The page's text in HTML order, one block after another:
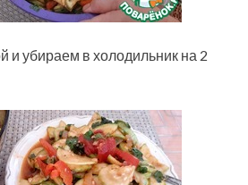
убираем в холодильник на 2